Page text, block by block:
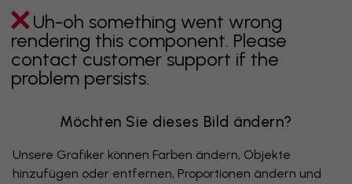
Uh-oh something went wrong
rendering this component. Please
contact customer support if the
problem persists.
Möchten Sie dieses Bild ändern?
Unsere Grafiker können Farben ändern, Objekte
hinzufügen oder entfernen, Proportionen ändern und